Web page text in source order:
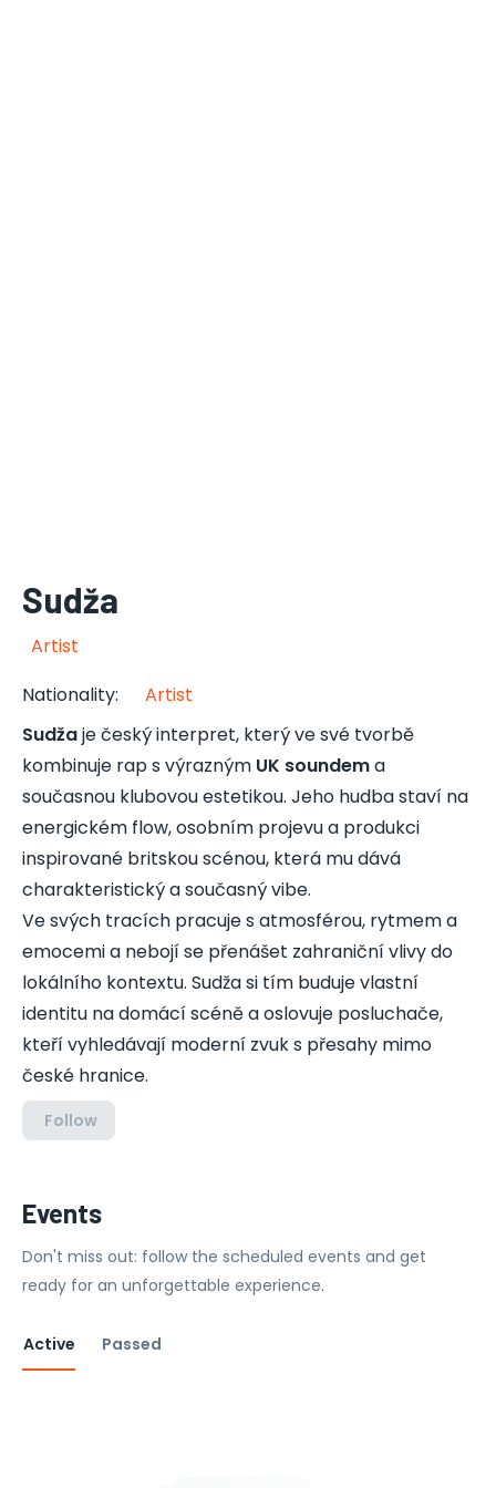
Sudža
Artist
Nationality:
Artist
Sudžaje český interpret, který ve své tvorbě
kombinuje rap s výrazným UK soundema
současnou klubovou estetikou. Jeho hudba staví na
energickém flow, osobním projevu a produkci
inspirované britskou scénou, která mu dává
charakteristický a současný vibe.
Ve svých tracích pracuje s atmosférou, rytmem a
emocemi a nebojí se přenášet zahraniční vlivy do
lokálního kontextu. Sudža si tím buduje vlastní
identitu na domácí scéně a oslovuje posluchače,
kteří vyhledávají moderní zvuk s přesahy mimo
české hranice.
Follow
Events
Don't miss out: follow the scheduled events and get
ready for an unforgettable experience.
Active Passed